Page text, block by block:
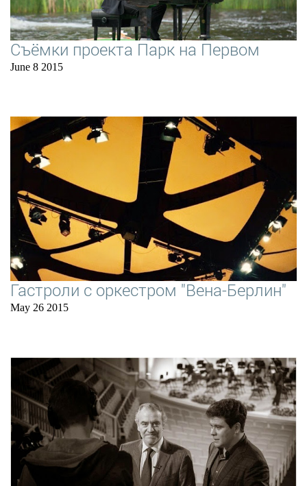
Съёмки проекта Парк на Первом
June 8 2015
Гастроли с оркестром "Вена-Берлин"
May 26 2015